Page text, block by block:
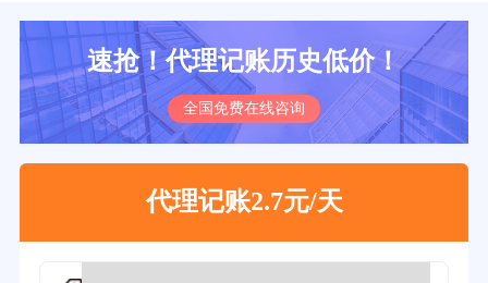
速抢！代理记账历史低价！
全国免费在线咨询
代理记账2.7元/天